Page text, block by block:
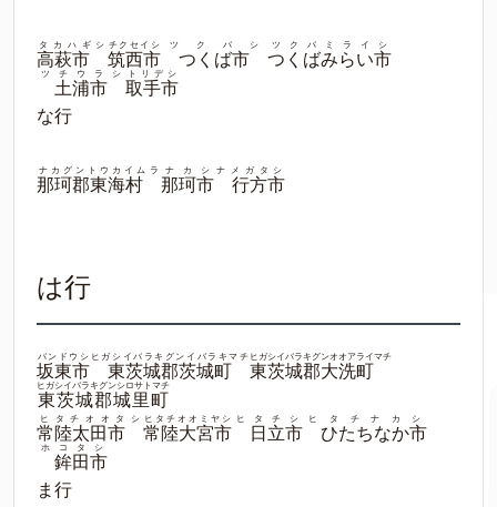
高萩市
タカハギシ
筑西市
チクセイシ
つくば市
ツクバシ
つくばみらい市
ツクバミライシ
土浦市
ツチウラシ
取手市
トリデシ
な行
那珂郡東海村
ナカグントウカイムラ
那珂市
ナカシ
行方市
ナメガタシ
は行
坂東市
バンドウシ
東茨城郡茨城町
ヒガシイバラキグンイバラキマチ
東茨城郡大洗町
ヒガシイバラキグンオオアライマチ
東茨城郡城里町
ヒガシイバラキグンシロサトマチ
常陸太田市
ヒタチオオタシ
常陸大宮市
ヒタチオオミヤシ
日立市
ヒタチシ
ひたちなか市
ヒタチナカシ
鉾田市
ホコタシ
ま行